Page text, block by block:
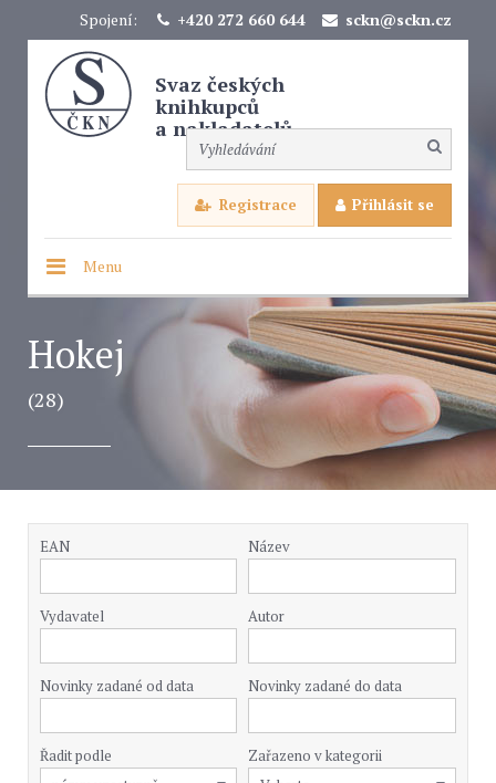
Spojení: +420 272 660 644 sckn@sckn.cz
Svaz českých
knihkupců
a nakladatelů
Registrace Přihlásit se
Menu
Hokej
(28)
EAN Název
Vydavatel Autor
Novinky zadané od data Novinky zadané do data
Řadit podle Zařazeno v kategorii